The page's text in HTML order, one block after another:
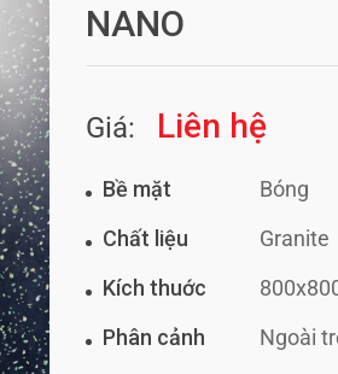
NANO
Giá: Liên hệ
Bề mặt
Bóng
Chất liệu
Granite
Kích thuớc
Phân cảnh
Ngoài